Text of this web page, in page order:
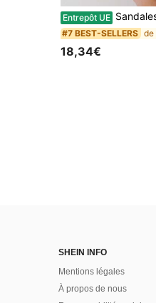
Entrepôt UE Sandales plates femme chics à boucle métallique, mules à
#7 BEST-SELLERS
18,34€
SHEIN INFO
Mentions légales
À propos de nous